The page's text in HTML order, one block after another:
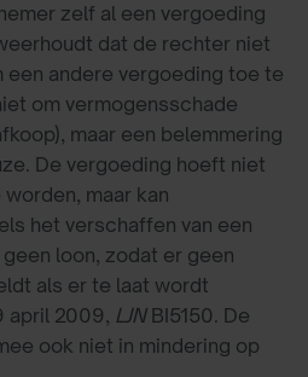
zelf al een vergoeding
dat de rechter niet
een andere vergoeding toe te
om vermogensschade
maar een belemmering
De vergoeding hoeft niet
maar kan
het verschaffen van een
loon, zodat er geen
als er te laat wordt
april 2009, LJNBI5150. De
ook niet in mindering op